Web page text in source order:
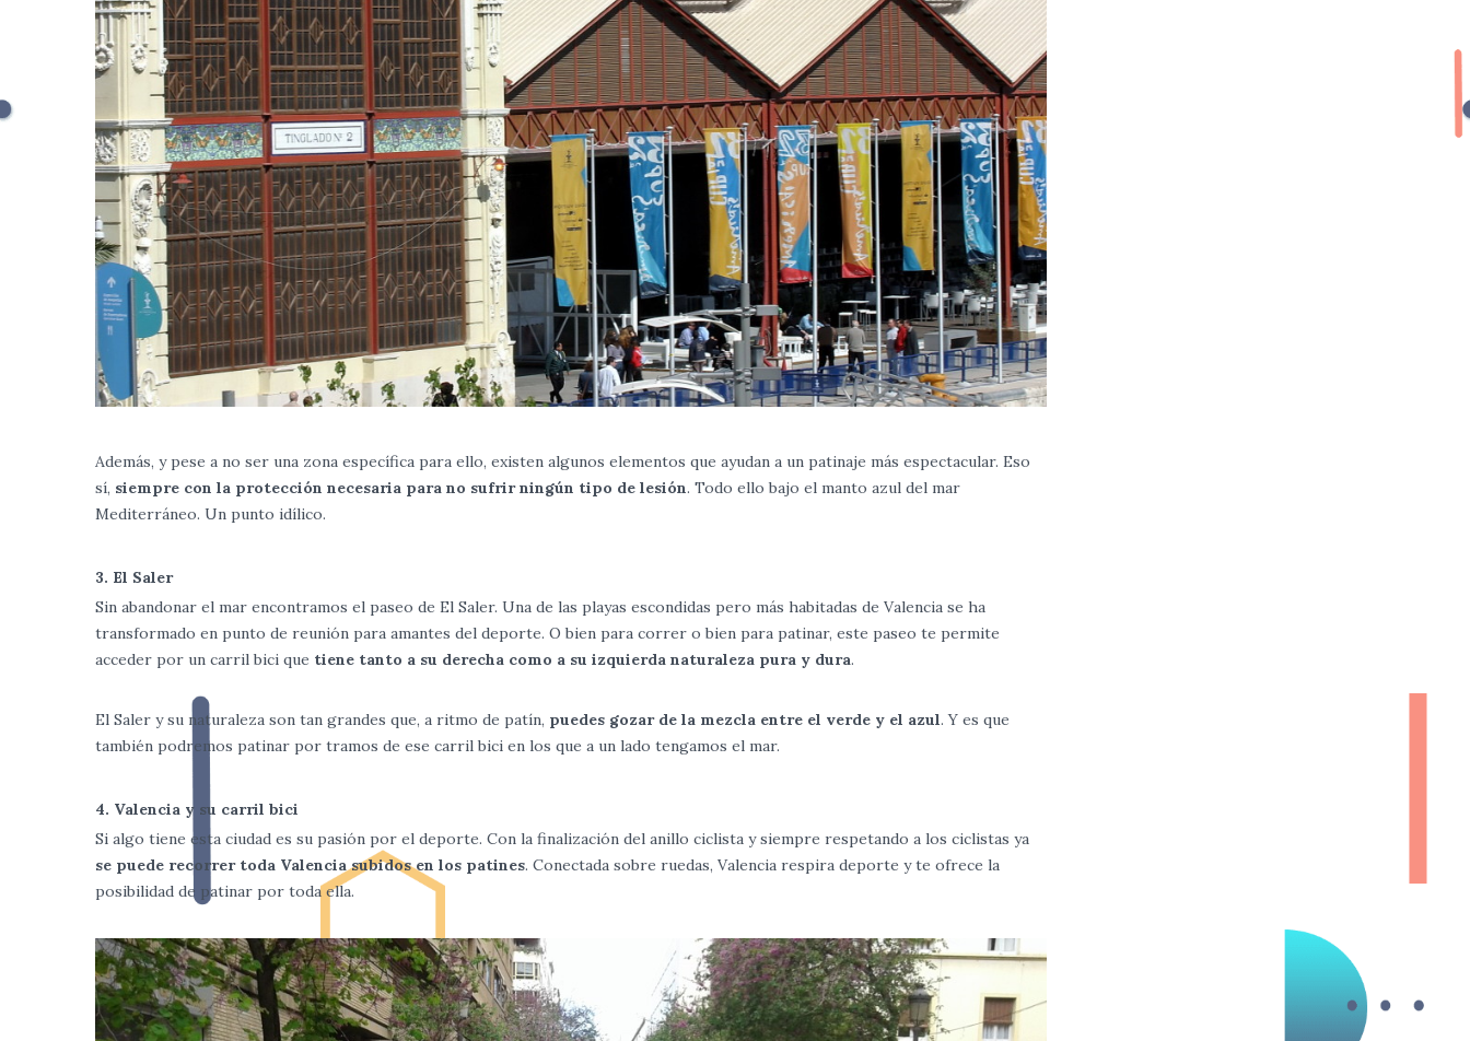
Además, y pese a no ser una zona específica para ello, existen algunos elementos que ayudan a un patinaje más espectacular. Eso
sí, siempre con la protección necesaria para no sufrir ningún tipo de lesión. Todo ello bajo el manto azul del mar
Mediterráneo. Un punto idílico.
3. El Saler
Sin abandonar el mar encontramos el paseo de El Saler. Una de las playas escondidas pero más habitadas de Valencia se ha
transformado en punto de reunión para amantes del deporte. O bien para correr o bien para patinar, este paseo te permite
acceder por un carril bici que tiene tanto a su derecha como a su izquierda naturaleza pura y dura.
El Saler y su naturaleza son tan grandes que, a ritmo de patín, puedes gozar de la mezcla entre el verde y el azul. Y es que
también podremos patinar por tramos de ese carril bici en los que a un lado tengamos el mar.
4. Valencia y su carril bici
Si algo tiene esta ciudad es su pasión por el deporte. Con la finalización del anillo ciclista y siempre respetando a los ciclistas ya
se puede recorrer toda Valencia subidos en los patines. Conectada sobre ruedas, Valencia respira deporte y te ofrece la
posibilidad de patinar por toda ella.